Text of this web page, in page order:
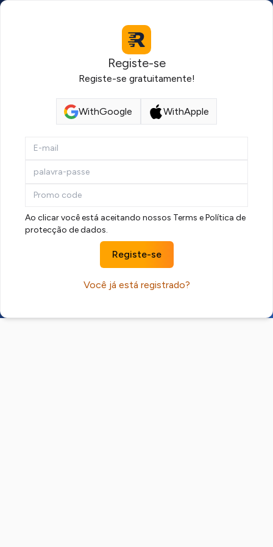
Registe-se
Registe-se gratuitamente!
WithGoogle WithApple
are
ignore
this
Ao clicar você está aceitando nossos Terms ePolítica de
protecção de dados.
Registe-se
Você já está registrado?